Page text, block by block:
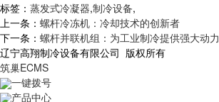
标签： 蒸发式冷凝器,制冷设备,
上一条： 螺杆冷冻机：冷却技术的创新者
下一条： 螺杆并联机组：为工业制冷提供强大动力
辽宁高翔制冷设备有限公司 版权所有
筑巢ECMS
一键拨号
产品中心